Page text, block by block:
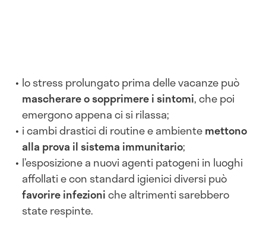
lo stress prolungato prima delle vacanze può
mascherare o sopprimere i sintomi, che poi
emergono appena ci si rilassa;
i cambi drastici di routine e ambientemettono
alla prova il sistema immunitario;
l’esposizione a nuovi agenti patogeni in luoghi
affollati e con standard igienici diversi può
favorire infezioniche altrimenti sarebbero
state respinte.